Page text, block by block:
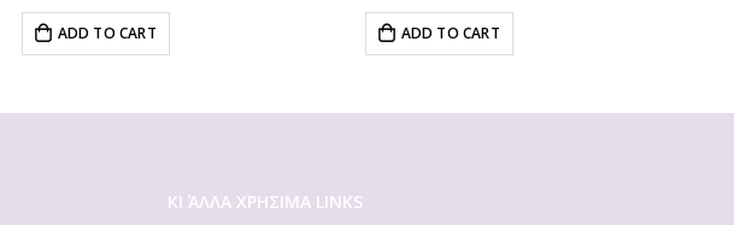
ADD TO CART ADD TO CART
ΚΙ ΆΛΛΑ ΧΡΗΣΙΜΑ LINKS